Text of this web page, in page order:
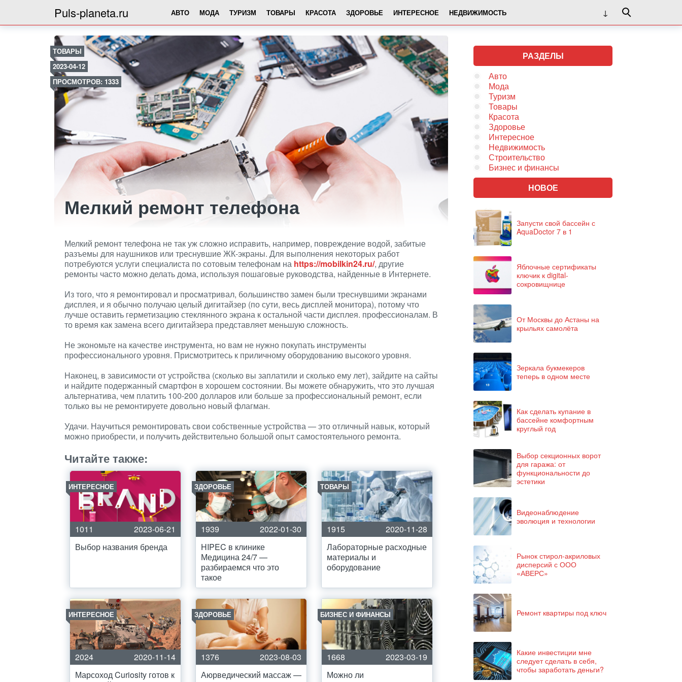
Puls-planeta.ru АВТО МОДА ТУРИЗМ ТОВАРЫ КРАСОТА ЗДОРОВЬЕ ИНТЕРЕСНОЕ НЕДВИЖИМОСТЬ
ТОВАРЫ
2023-04-12
ПРОСМОТРОВ: 1333
Мелкий ремонт телефона
Мелкий ремонт телефона не так уж сложно исправить, например, повреждение водой, забитые
разъемы для наушников или треснувшие ЖК-экраны. Для выполнения некоторых работ
потребуются услуги специалиста по сотовым телефонам на https://mobilkin24.ru/, другие
ремонты часто можно делать дома, используя пошаговые руководства, найденные в Интернете.
Из того, что я ремонтировал и просматривал, большинство замен были треснувшими экранами
дисплея, и я обычно получаю целый дигитайзер (по сути, весь дисплей монитора), потому что
лучше оставить герметизацию стеклянного экрана к остальной части дисплея. профессионалам. В
то время как замена всего дигитайзера представляет меньшую сложность.
Не экономьте на качестве инструмента, но вам не нужно покупать инструменты
профессионального уровня. Присмотритесь к приличному оборудованию высокого уровня.
Наконец, в зависимости от устройства (сколько вы заплатили и сколько ему лет), зайдите на сайты
и найдите подержанный смартфон в хорошем состоянии. Вы можете обнаружить, что это лучшая
альтернатива, чем платить 100-200 долларов или больше за профессиональный ремонт, если
только вы не ремонтируете довольно новый флагман.
Удачи. Научиться ремонтировать свои собственные устройства — это отличный навык, который
можно приобрести, и получить действительно большой опыт самостоятельного ремонта.
Читайте также:
ИНТЕРЕСНОЕ
1011
2023-06-21
Выбор названия бренда
ЗДОРОВЬЕ
1939
2022-01-30
HIPEC в клинике
Медицина 24/7 —
разбираемся что это
такое
ТОВАРЫ
1915
2020-11-28
Лабораторные расходные
материалы и
оборудование
ИНТЕРЕСНОЕ
2024
2020-11-14
Марсоход Curiosity готов к
ЗДОРОВЬЕ
1376
2023-08-03
Аюрведический массаж —
БИЗНЕС И ФИНАНСЫ
1668
2023-03-19
Можно ли
РАЗДЕЛЫ
Авто
Мода
Туризм
Товары
Красота
Здоровье
Интересное
Недвижимость
Строительство
Бизнес и финансы
НОВОЕ
Запусти свой бассейн с
AquaDoctor 7 в 1
Яблочные сертификаты
ключик к digital-
сокровищнице
От Москвы до Астаны на
крыльях самолёта
Зеркала букмекеров
теперь в одном месте
Как сделать купание в
бассейне комфортным
круглый год
Выбор секционных ворот
для гаража: от
функциональности до
эстетики
Видеонаблюдение
эволюция и технологии
Рынок стирол-акриловых
дисперсий с ООО
«АВЕРС»
Ремонт квартиры под ключ
Какие инвестиции мне
следует сделать в себя,
чтобы заработать деньги?